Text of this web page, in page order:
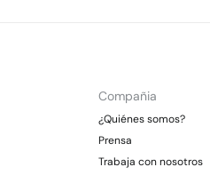
Compañia
¿Quiénes somos?
Prensa
Trabaja con nosotros